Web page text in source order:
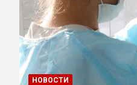
НОВОСТИ